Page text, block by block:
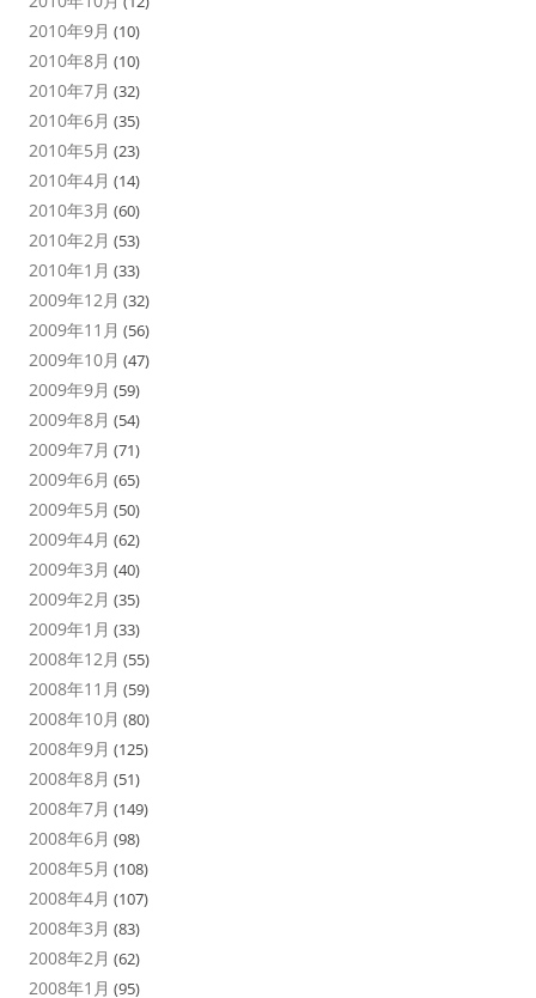
2010年9月 (10)
2010年8月 (10)
2010年7月 (32)
2010年6月 (35)
2010年5月 (23)
2010年4月 (14)
2010年3月 (60)
2010年2月 (53)
2010年1月 (33)
2009年12月 (32)
2009年11月 (56)
2009年10月 (47)
2009年9月 (59)
2009年8月 (54)
2009年7月 (71)
2009年6月 (65)
2009年5月 (50)
2009年4月 (62)
2009年3月 (40)
2009年2月 (35)
2009年1月 (33)
2008年12月 (55)
2008年11月 (59)
2008年10月 (80)
2008年9月 (125)
2008年8月 (51)
2008年7月 (149)
2008年6月 (98)
2008年5月 (108)
2008年4月 (107)
2008年3月 (83)
2008年2月 (62)
2008年1月 (95)